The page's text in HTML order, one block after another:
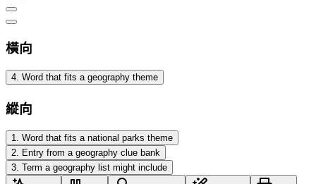
橫向
4. Word that fits a geography theme
縱向
1
Word that fits a national parks theme
2 Entry from a geography clue bank
3 Term a geography list might include